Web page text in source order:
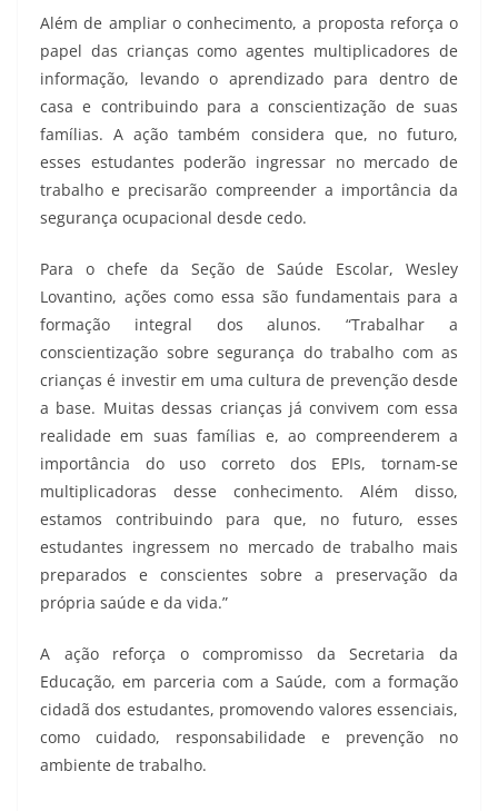
Além de ampliar o conhecimento, a proposta reforça o
papel das crianças como agentes multiplicadores de
informação, levando o aprendizado para dentro de
casa e contribuindo para a conscientização de suas
famílias. A ação também considera que, no futuro,
esses estudantes poderão ingressar no mercado de
trabalho e precisarão compreender a importância da
segurança ocupacional desde cedo.
Para o chefe da Seção de Saúde Escolar, Wesley
Lovantino, ações como essa são fundamentais para a
formação integral dos alunos. “Trabalhar a
conscientização sobre segurança do trabalho com as
crianças é investir em uma cultura de prevenção desde
a base. Muitas dessas crianças já convivem com essa
realidade em suas famílias e, ao compreenderem a
importância do uso correto dos EPIs, tornam-se
multiplicadoras desse conhecimento. Além disso,
estamos contribuindo para que, no futuro, esses
estudantes ingressem no mercado de trabalho mais
preparados e conscientes sobre a preservação da
própria saúde e da vida.”
A ação reforça o compromisso da Secretaria da
Educação, em parceria com a Saúde, com a formação
cidadã dos estudantes, promovendo valores essenciais,
como cuidado, responsabilidade e prevenção no
ambiente de trabalho.